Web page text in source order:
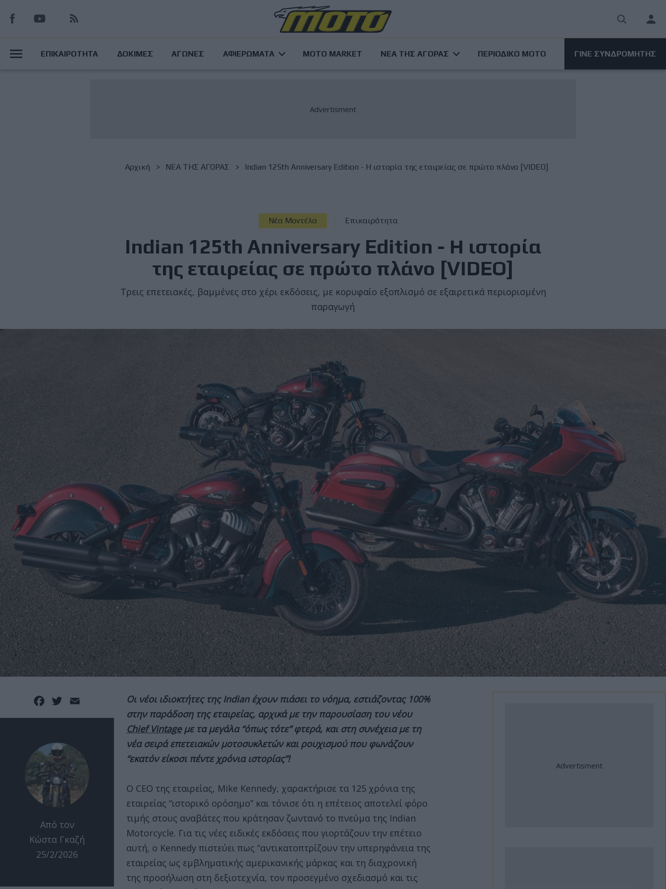
προς
κυρίως
User
MainΕΠΙΚΑΙΡΟΤΗΤΑ ΔΟΚΙΜΕΣ ΑΓΩΝΕΣ ΑΦΙΕΡΩΜΑΤΑ MOTO MARKET ΝΕΑ ΤΗΣ ΑΓΟΡΑΣ ΠΕΡΙΟΔΙΚΟ ΜΟΤΟ ΓΙΝΕ ΣΥΝΔΡΟΜΗΤΗΣ
Αρχική NΕΑ ΤΗΣ ΑΓΟΡΑΣ Indian 125th Anniversary Edition - Η ιστορία της εταιρείας σε πρώτο πλάνο [VIDEO]
Νέα Μοντέλα Επικαιρότητα
Indian 125th Anniversary Edition - Η ιστορία
της εταιρείας σε πρώτο πλάνο [VIDEO]
Τρεις επετειακές, βαμμένες στο χέρι εκδόσεις, με κορυφαίο εξοπλισμό σε εξαιρετικά περιορισμένη
παραγωγή
Facebook
Twitter
Από τον
Κώστα Γκαζή
25/2/2026
Οι νέοι ιδιοκτήτες της Indian έχουν πιάσει το νόημα, εστιάζοντας 100%
στην παράδοση της εταιρείας, αρχικά με την παρουσίαση του νέου
Chief Vintageμε τα μεγάλα “όπως τότε” φτερά, και στη συνέχεια με τη
νέα σειρά επετειακών μοτοσυκλετών και ρουχισμού που φωνάζουν
“εκατόν είκοσι πέντε χρόνια ιστορίας”!
Ο CEO της εταιρείας, Mike Kennedy, χαρακτήρισε τα 125 χρόνια της
εταιρείας “ιστορικό ορόσημο” και τόνισε ότι η επέτειος αποτελεί φόρο
τιμής στους αναβάτες που κράτησαν ζωντανό το πνεύμα της Indian
Motorcycle. Για τις νέες ειδικές εκδόσεις που γιορτάζουν την επέτειο
αυτή, ο Kennedy πιστεύει πως “αντικατοπτρίζουν την υπερηφάνεια της
εταιρείας ως εμβληματικής αμερικανικής μάρκας και τη διαχρονική
της προσήλωση στη δεξιοτεχνία, τον προσεγμένο σχεδιασμό και τις